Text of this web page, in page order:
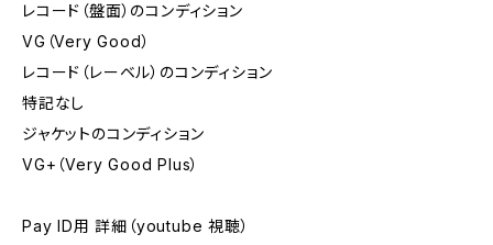
レコード（盤面）のコンディション
VG（Very Good）
レコード（レーベル）のコンディション
特記なし
ジャケットのコンディション
VG+（Very Good Plus）
Pay ID用 詳細（youtube 視聴）